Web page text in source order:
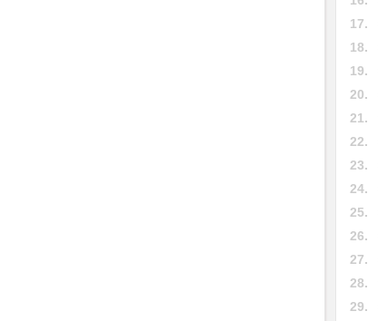
17.
18.
19.
20.
21.
22.
23.
24.
25.
26.
27.
28.
29.